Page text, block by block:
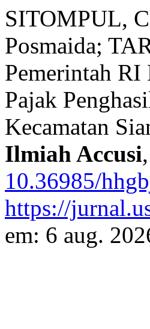
SITOMPUL,
Posmaida;
Pemerintah RI
Pajak
Kecamatan
Ilmiah Accusi,
10.36985/
https://
em: 6 aug.